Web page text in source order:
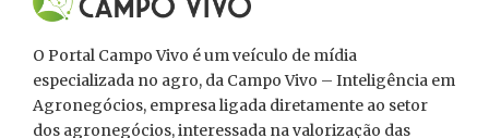
O Portal Campo Vivo é um veículo de mídia
especializada no agro, da Campo Vivo – Inteligência em
Agronegócios, empresa ligada diretamente ao setor
dos agronegócios, interessada na valorização das